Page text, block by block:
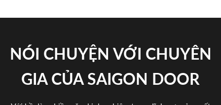
NÓI CHUYỆN VỚI CHUYÊN
GIA CỦA SAIGON DOOR